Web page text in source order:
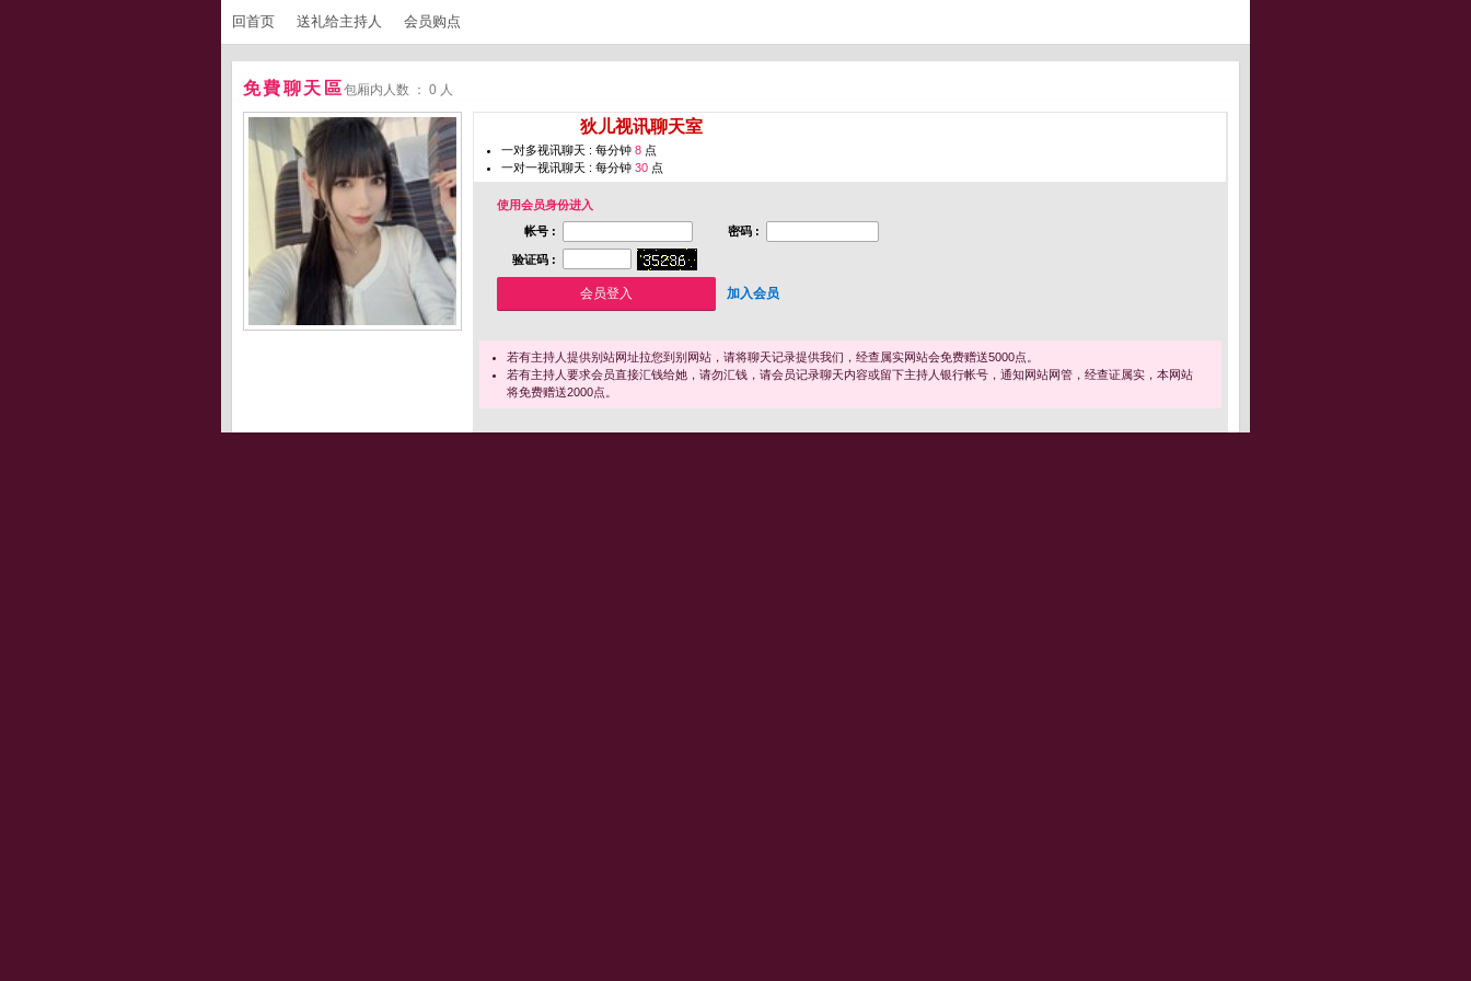
回首页 送礼给主持人 会员购点
免費聊天區包厢内人数 ： 0 人
狄儿视讯聊天室
一对多视讯聊天 : 每分钟 8 点
一对一视讯聊天 : 每分钟 30 点
使用会员身份进入
帐号 :
密码 :
验证码 :
加入会员
若有主持人提供别站网址拉您到别网站，请将聊天记录提供我们，经查属实网站会免费赠送5000点。
若有主持人要求会员直接汇钱给她，请勿汇钱，请会员记录聊天内容或留下主持人银行帐号，通知网站网管，经查证属实，本网站
将免费赠送2000点。